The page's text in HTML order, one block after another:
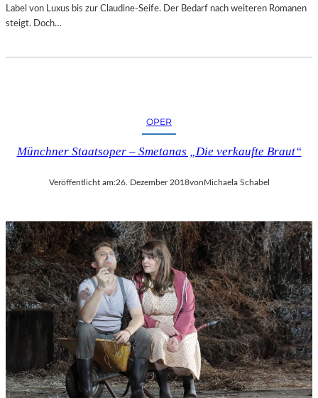
Label von Luxus bis zur Claudine-Seife. Der Bedarf nach weiteren Romanen
steigt. Doch…
OPER
Münchner Staatsoper – Smetanas „Die verkaufte Braut“
Veröffentlicht am:26. Dezember 2018von Michaela Schabel